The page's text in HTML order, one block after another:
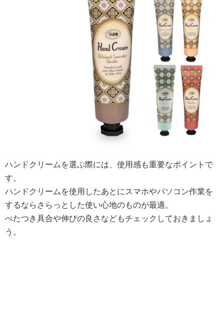
ハンドクリームを選ぶ際には、使用感も重要なポイントで
す。
ハンドクリームを使用したあとにスマホやパソコン作業を
するならさらっとした使い心地のものが最適。
べたつき具合や伸びの良さなどもチェックしておきましょ
う。